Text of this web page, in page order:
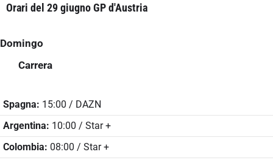
Orari del 29 giugno GP d'Austria
Domingo
Carrera
Spagna: 15:00 / DAZN
Argentina: 10:00 / Star +
Colombia: 08:00 / Star +